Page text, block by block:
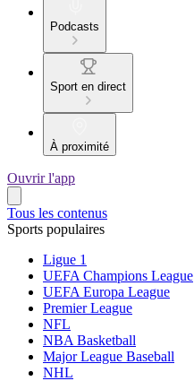
Podcasts
Sport en direct
À proximité
Ouvrir l'app
Tous les contenus
Sports populaires
Ligue 1
UEFA Champions League
UEFA Europa League
Premier League
NFL
NBA Basketball
Major League Baseball
NHL